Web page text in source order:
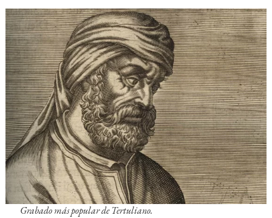
Grabado más popular de Tertuliano.